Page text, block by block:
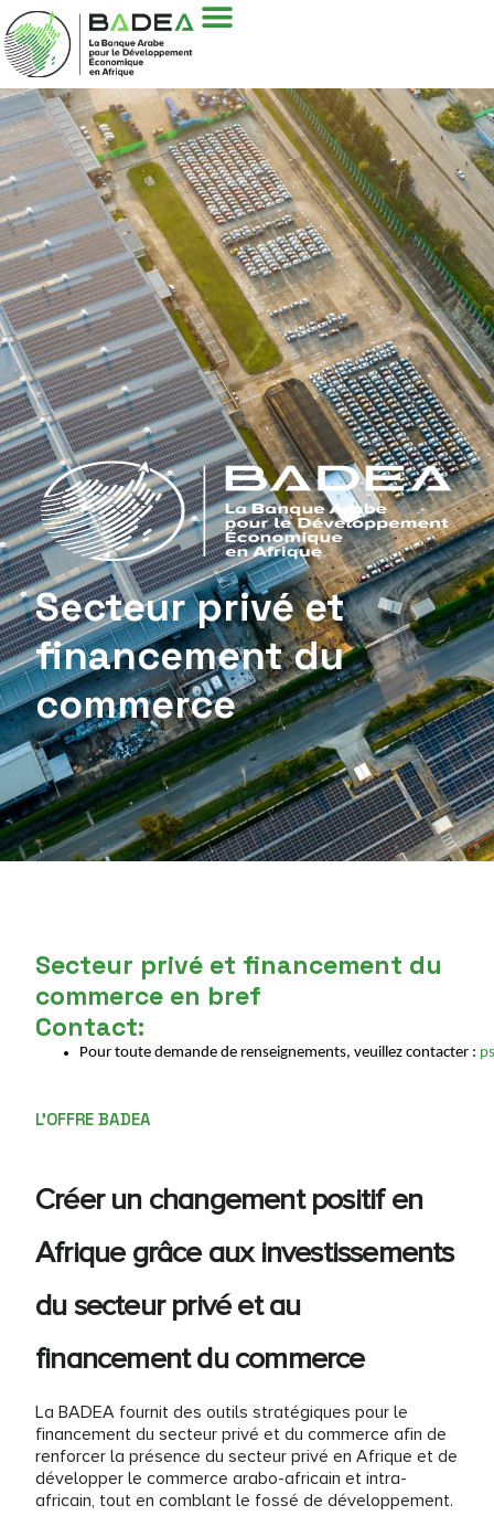
Secteur privé et
financement du
commerce
Secteur privé et financement du
commerce en bref
Contact:
Pour toute demande de renseignements, veuillez contacter :
L'OFFRE BADEA
Créer un changement positif en
Afrique grâce aux investissements
du secteur privé et au
financement du commerce
La BADEA fournit des outils stratégiques pour le
financement du secteur privé et du commerce afin de
renforcer la présence du secteur privé en Afrique et de
développer le commerce arabo-africain et intra-
africain, tout en comblant le fossé de développement.